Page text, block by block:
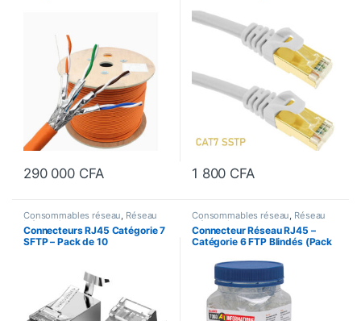
290 000 CFA 1 800 CFA
Consommables réseau, Réseau
Informatique
Connecteurs RJ45 Catégorie 7
SFTP – Pack de 10
Consommables réseau, Réseau
Informatique
Connecteur Réseau RJ45 –
Catégorie 6 FTP Blindés (Pack